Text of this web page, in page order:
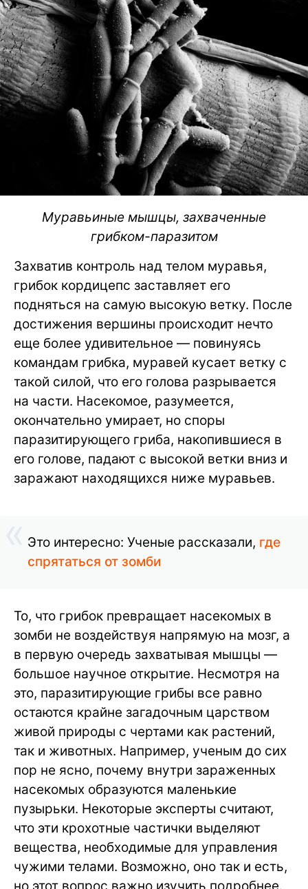
Муравьиные мышцы, захваченные
грибком-паразитом
Захватив контроль над телом муравья,
грибок кордицепс заставляет его
подняться на самую высокую ветку. После
достижения вершины происходит нечто
еще более удивительное — повинуясь
командам грибка, муравей кусает ветку с
такой силой, что его голова разрывается
на части. Насекомое, разумеется,
окончательно умирает, но споры
паразитирующего гриба, накопившиеся в
его голове, падают с высокой ветки вниз и
заражают находящихся ниже муравьев.
Это интересно: Ученые рассказали, где
спрятаться от зомби
То, что грибок превращает насекомых в
зомби не воздействуя напрямую на мозг, а
в первую очередь захватывая мышцы —
большое научное открытие. Несмотря на
это, паразитирующие грибы все равно
остаются крайне загадочным царством
живой природы с чертами как растений,
так и животных. Например, ученым до сих
пор не ясно, почему внутри зараженных
насекомых образуются маленькие
пузырьки. Некоторые эксперты считают,
что эти крохотные частички выделяют
вещества, необходимые для управления
чужими телами. Возможно, оно так и есть,